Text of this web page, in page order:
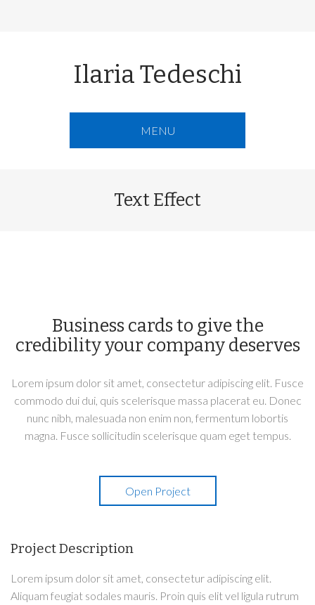
Ilaria Tedeschi
MENU
Text Effect
Business cards to give the
credibility your company deserves
Lorem ipsum dolor sit amet, consectetur adipiscing elit. Fusce
commodo dui dui, quis scelerisque massa placerat eu. Donec
nunc nibh, malesuada non enim non, fermentum lobortis
magna. Fusce sollicitudin scelerisque quam eget tempus.
Open Project
Project Description
Lorem ipsum dolor sit amet, consectetur adipiscing elit.
Aliquam feugiat sodales mauris. Proin quis elit vel ligula rutrum